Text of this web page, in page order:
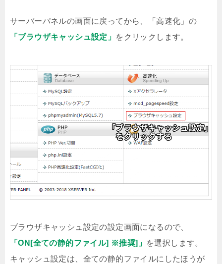
サーバーパネルの画面に戻ってから、「高速化」の
「ブラウザキャッシュ設定」 をクリックします。
ブラウザキャッシュ設定の設定画面になるので、
「ON[全ての静的ファイル] ※推奨]」 を選択します。
キャッシュ設定は、全ての静的ファイルにしたほうが